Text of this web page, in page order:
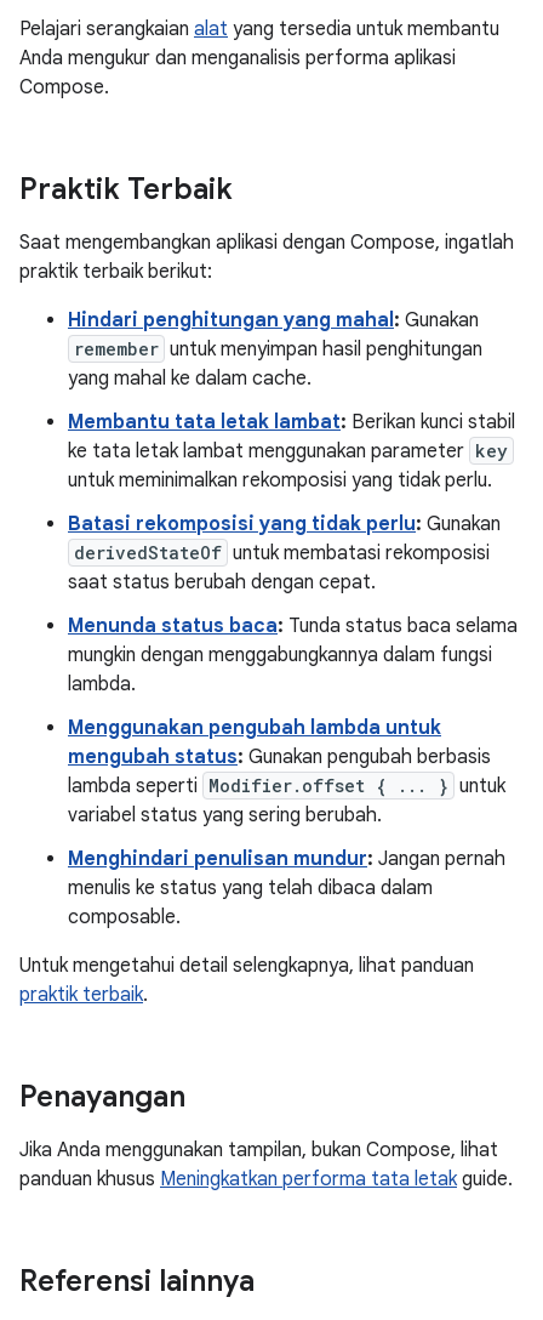
Pelajari serangkaian alat yang tersedia untuk membantu
Anda mengukur dan menganalisis performa aplikasi
Compose.
Praktik Terbaik
Saat mengembangkan aplikasi dengan Compose, ingatlah
praktik terbaik berikut:
Hindari penghitungan yang mahal : Gunakan
remember untuk menyimpan hasil penghitungan
yang mahal ke dalam cache.
Membantu tata letak lambat: Berikan kunci stabil
ke tata letak lambat menggunakan parameter key
untuk meminimalkan rekomposisi yang tidak perlu.
Batasi rekomposisi yang tidak perlu: Gunakan
derivedStateOf untuk membatasi rekomposisi
saat status berubah dengan cepat.
Menunda status baca: Tunda status baca selama
mungkin dengan menggabungkannya dalam fungsi
lambda.
Menggunakan pengubah lambda untuk
mengubah status: Gunakan pengubah berbasis
lambda seperti Modifier.offset { ... } untuk
variabel status yang sering berubah.
Menghindari penulisan mundur: Jangan pernah
menulis ke status yang telah dibaca dalam
composable.
Untuk mengetahui detail selengkapnya, lihat panduan
praktik terbaik.
Penayangan
Jika Anda menggunakan tampilan, bukan Compose, lihat
panduan khusus Meningkatkan performa tata letakguide.
Referensi lainnya